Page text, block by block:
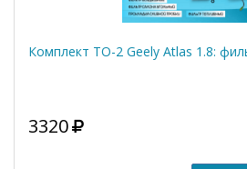
Комплект ТО-2 Geely Atlas 1.8:
3320